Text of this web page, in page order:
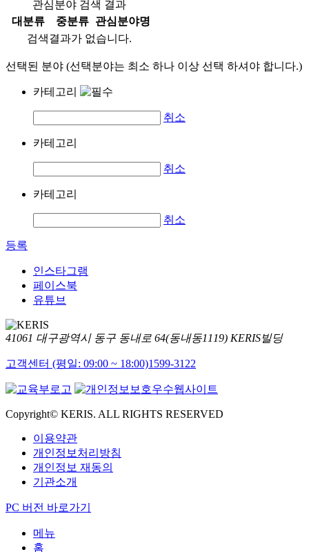
관심분야 검색 결과
대분류
중분류
관심분야명
검색결과가 없습니다.
선택된 분야 (선택분야는 최소 하나 이상 선택 하셔야 합니다.)
카테고리
취소
카테고리
취소
카테고리
취소
등록
인스타그램
페이스북
유튜브
41061 대구광역시 동구 동내로 64(동내동1119) KERIS빌딩
고객센터 (평일: 09:00 ~ 18:00)1599-3122
Copyright© KERIS. ALL RIGHTS RESERVED
이용약관
개인정보처리방침
개인정보 재동의
기관소개
PC 버전 바로가기
메뉴
홈